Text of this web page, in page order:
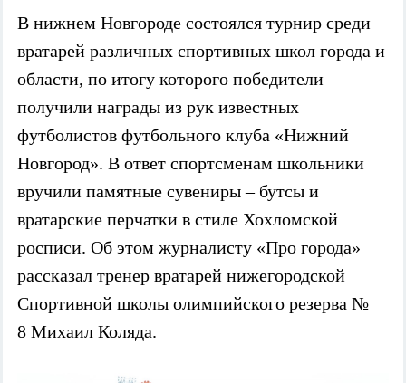
В нижнем Новгороде состоялся турнир среди
вратарей различных спортивных школ города и
области, по итогу которого победители
получили награды из рук известных
футболистов футбольного клуба «Нижний
Новгород». В ответ спортсменам школьники
вручили памятные сувениры – бутсы и
вратарские перчатки в стиле Хохломской
росписи. Об этом журналисту «Про города»
рассказал тренер вратарей нижегородской
Спортивной школы олимпийского резерва №
8 Михаил Коляда.